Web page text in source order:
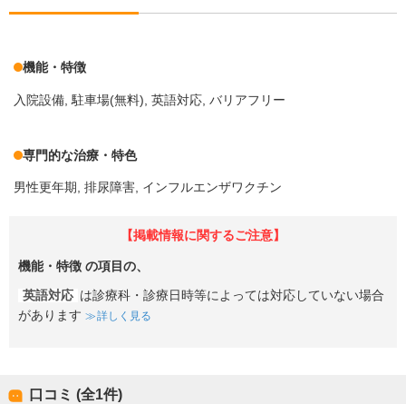
機能・特徴
入院設備 駐車場(無料) 英語対応 バリアフリー
専門的な治療・特色
男性更年期 排尿障害 インフルエンザワクチン
【掲載情報に関するご注意】
機能・特徴 の項目の、
英語対応 は診療科・診療日時等によっては対応していない場合
があります
詳しく見る
口コミ (全1件)